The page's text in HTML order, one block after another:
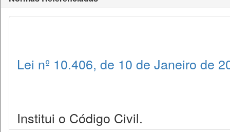
Lei nº 10.406, de 10 de Janeiro de
Institui o Código Civil.